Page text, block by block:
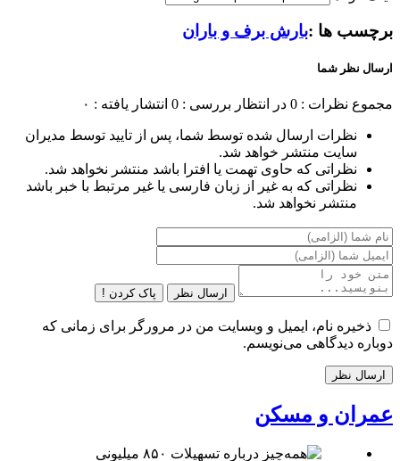
برچسب ها :بارش برف و باران
ارسال نظر شما
مجموع نظرات : 0 در انتظار بررسی : 0 انتشار یافته : ۰
نظرات ارسال شده توسط شما، پس از تایید توسط مدیران
سایت منتشر خواهد شد.
نظراتی که حاوی تهمت یا افترا باشد منتشر نخواهد شد.
نظراتی که به غیر از زبان فارسی یا غیر مرتبط با خبر باشد
منتشر نخواهد شد.
ارسال نظر پاک کردن !
ذخیره نام، ایمیل و وبسایت من در مرورگر برای زمانی که
دوباره دیدگاهی می‌نویسم.
عمران و مسکن